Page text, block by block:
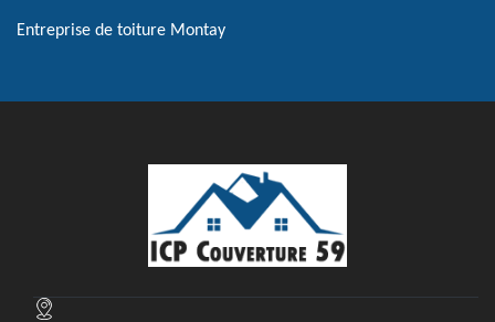
Entreprise de toiture Montay